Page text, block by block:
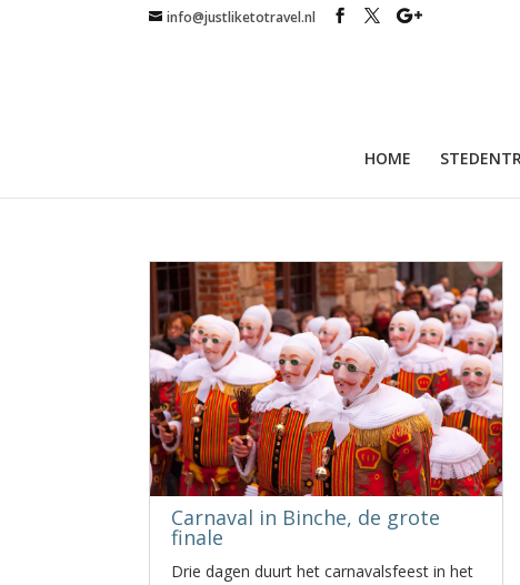
info@justliketotravel.nl
HOME
Carnaval in Binche, de grote
finale
Drie dagen duurt het carnavalsfeest in het